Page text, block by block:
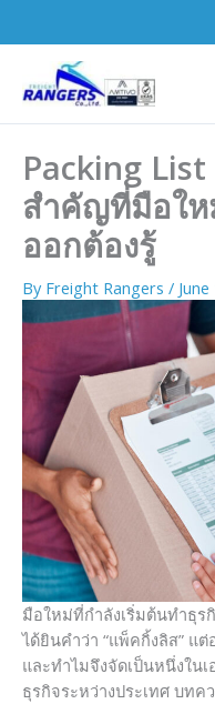
Packing List
สำคัญที่มือให
ออกต้องรู้
By Freight Rangers /
มือใหม่ที่กำลังเริ่มต้นทำธุร
ได้ยินคำว่า “แพ็คกิ้งลิส” แต่
และทำไมจึงจัดเป็นหนึ่งใน
ธุรกิจระหว่างประเทศ บท